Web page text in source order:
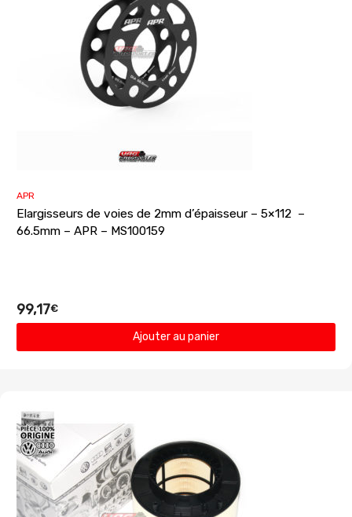
APR
Elargisseurs de voies de 2mm d’épaisseur – 5×112 –
66.5mm – APR – MS100159
99,17€
Ajouter au panier